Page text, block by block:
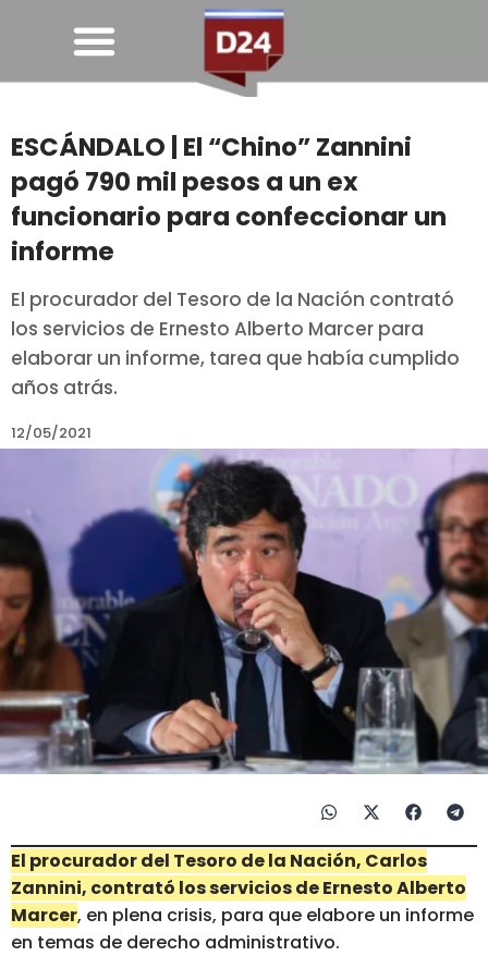
ESCÁNDALO | El “Chino” Zannini
pagó 790 mil pesos a un ex
funcionario para confeccionar un
informe
El procurador del Tesoro de la Nación contrató
los servicios de Ernesto Alberto Marcer para
elaborar un informe, tarea que había cumplido
años atrás.
12/05/2021
El procurador del Tesoro de la Nación, Carlos
Zannini, contrató los servicios de Ernesto Alberto
Marcer, en plena crisis, para que elabore un informe
en temas de derecho administrativo.